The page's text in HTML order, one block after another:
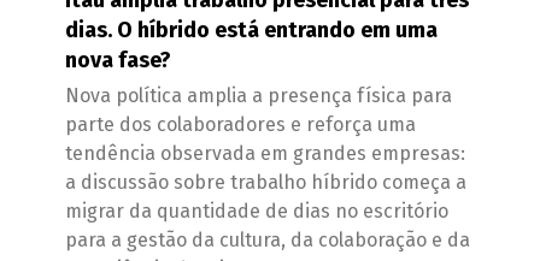
dias. O híbrido está entrando em uma
nova fase?
Nova política amplia a presença física para
parte dos colaboradores e reforça uma
tendência observada em grandes empresas:
a discussão sobre trabalho híbrido começa a
migrar da quantidade de dias no escritório
para a gestão da cultura, da colaboração e da